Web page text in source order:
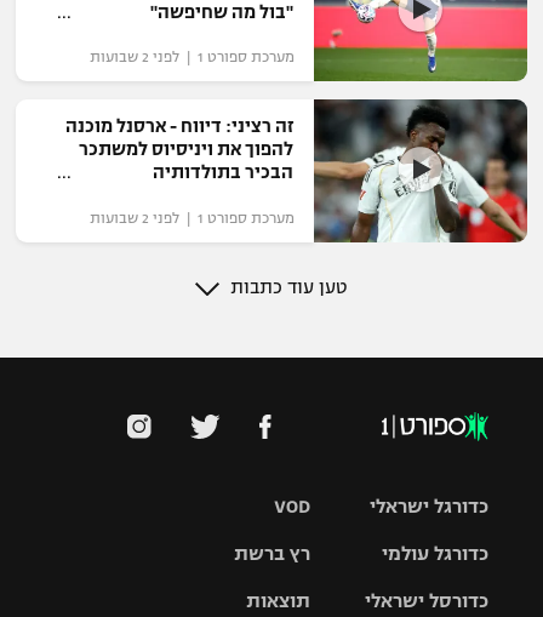
"בול מה שחיפשה"
מערכת ספורט 1 | לפני 2 שבועות
זה רציני: דיווח - ארסנל מוכנה
להפוך את ויניסיוס למשתכר
הבכיר בתולדותיה
מערכת ספורט 1 | לפני 2 שבועות
טען עוד כתבות
VOD
רץ ברשת
תוצאות
כדורגל ישראלי
כדורגל עולמי
כדורסל ישראלי